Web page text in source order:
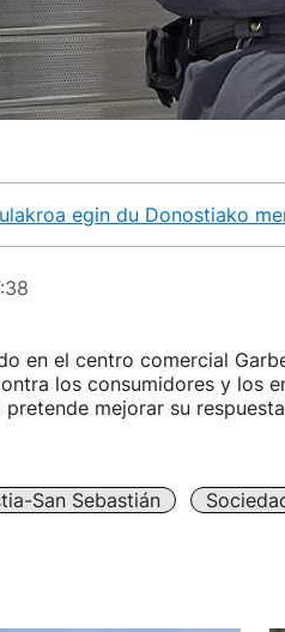
egin du Donostiako
en el centro comercial
los consumidores y los
mejorar su
San Sebastián